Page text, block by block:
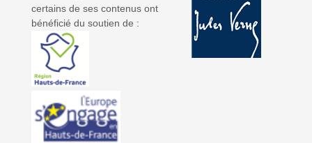
certains de ses contenus ont
bénéficié du soutien de :